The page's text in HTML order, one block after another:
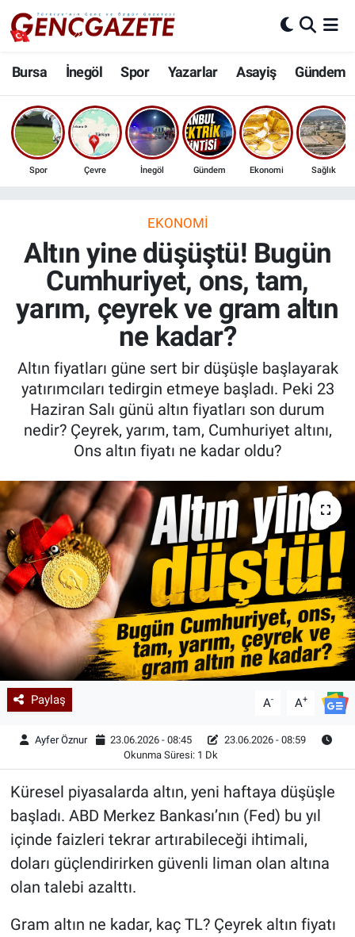
Bursa İnegöl Spor Yazarlar Asayiş Gündem
Spor Çevre İnegöl Gündem Ekonomi Sağlık
EKONOMI
Altın yine düşüştü! Bugün
Cumhuriyet, ons, tam,
yarım, çeyrek ve gram altın
ne kadar?
Altın fiyatları güne sert bir düşüşle başlayarak
yatırımcıları tedirgin etmeye başladı. Peki 23
Haziran Salı günü altın fiyatları son durum
nedir? Çeyrek, yarım, tam, Cumhuriyet altını,
Ons altın fiyatı ne kadar oldu?
Paylaş A- A+
Ayfer Öznur 23.06.2026 - 08:45
23.06.2026 - 08:59
Okunma Süresi: 1 Dk
Küresel piyasalarda altın, yeni haftaya düşüşle
başladı. ABD Merkez Bankası’nın (Fed) bu yıl
içinde faizleri tekrar artırabileceği ihtimali,
doları güçlendirirken güvenli liman olan altına
olan talebi azalttı.
Gram altın ne kadar, kaç TL? Çeyrek altın fiyatı
Bursa
İnegöl
3.SAYFA
Ekonomi
Güncel
Kadın & Aile
Kültür & Sanat
Siyaset
Teknoloji
Yazarlar
Astroloji-Rüya
Nöbetçi Eczaneler
Hava Durumu
Trafik Durumu
Son Dakika Haberleri
Haber Arşivi